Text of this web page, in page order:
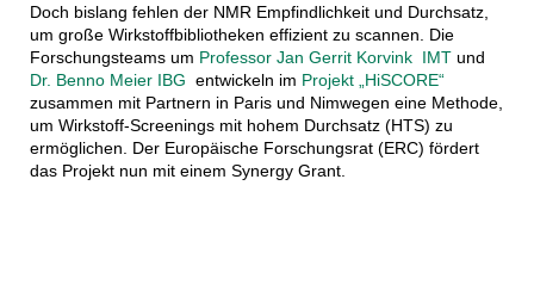
Doch bislang fehlen der NMR Empfindlichkeit und Durchsatz,
um große Wirkstoffbibliotheken effizient zu scannen. Die
Forschungsteams um Professor Jan Gerrit Korvink IMTund
Dr. Benno Meier IBG entwickeln im Projekt „HiSCORE“
zusammen mit Partnern in Paris und Nimwegen eine Methode,
um Wirkstoff-Screenings mit hohem Durchsatz (HTS) zu
ermöglichen. Der Europäische Forschungsrat (ERC) fördert
das Projekt nun mit einem Synergy Grant.